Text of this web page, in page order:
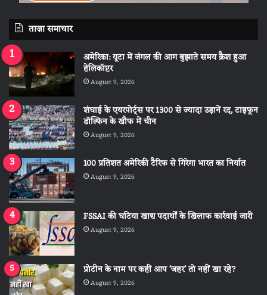
ताज़ा समाचार
अमेरिका: यूटा में जंगल की आग बुझाते समय क्रैश हुआ
हेलिकॉप्टर
August 9, 2026
शंघाई के एयरपोर्ट्स पर 1300 से ज्यादा उड़ानें रद, टाइफून
डॉल्फिन के खौफ में चीन
August 9, 2026
100 प्रतिशत अमेरिकी टैरिफ से गिरेगा भारत का निर्यात
August 9, 2026
FSSAI की घटिया खाद्य पदार्थों के खिलाफ कार्रवाई जारी
August 9, 2026
प्रोटीन के नाम पर कहीं आप ‘जहर’ तो नहीं खा रहे?
August 9, 2026